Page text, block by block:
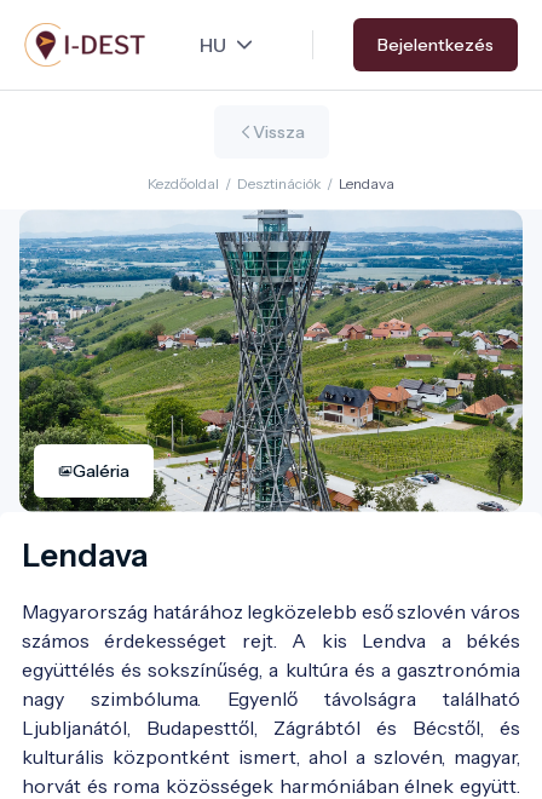
Ugrás
a
tartalomra
Bejelentkezés
Vissza
Kezdőoldal / Desztinációk / Lendava
Galéria
Lendava
Magyarország határához legközelebb eső szlovén város
számos érdekességet rejt. A kis Lendva a békés
együttélés és sokszínűség, a kultúra és a gasztronómia
nagy szimbóluma. Egyenlő távolságra található
Ljubljanától, Budapesttől, Zágrábtól és Bécstől, és
kulturális központként ismert, ahol a szlovén, magyar,
horvát és roma közösségek harmóniában élnek együtt.